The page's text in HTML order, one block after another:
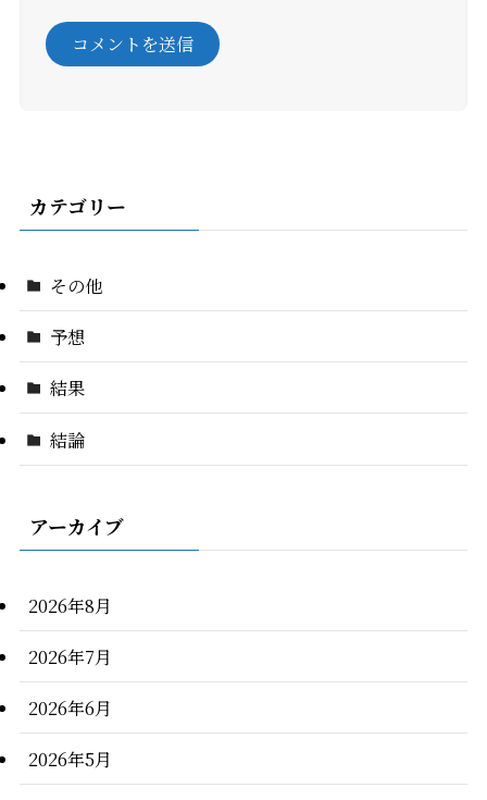
カテゴリー
その他
予想
結果
結論
アーカイブ
2026年8月
2026年7月
2026年6月
2026年5月